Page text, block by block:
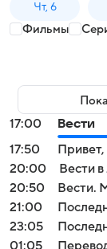
Чт, 6
Фильмы
17:00
Вести
17:50
20:00
Вести
20:50
Вести.
21:00
23:05
01:05